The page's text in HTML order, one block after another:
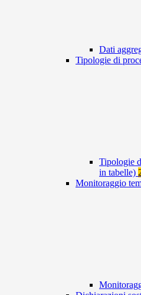
Dati
Tipologie di
Tipologie
in tabelle)
Monitoraggio